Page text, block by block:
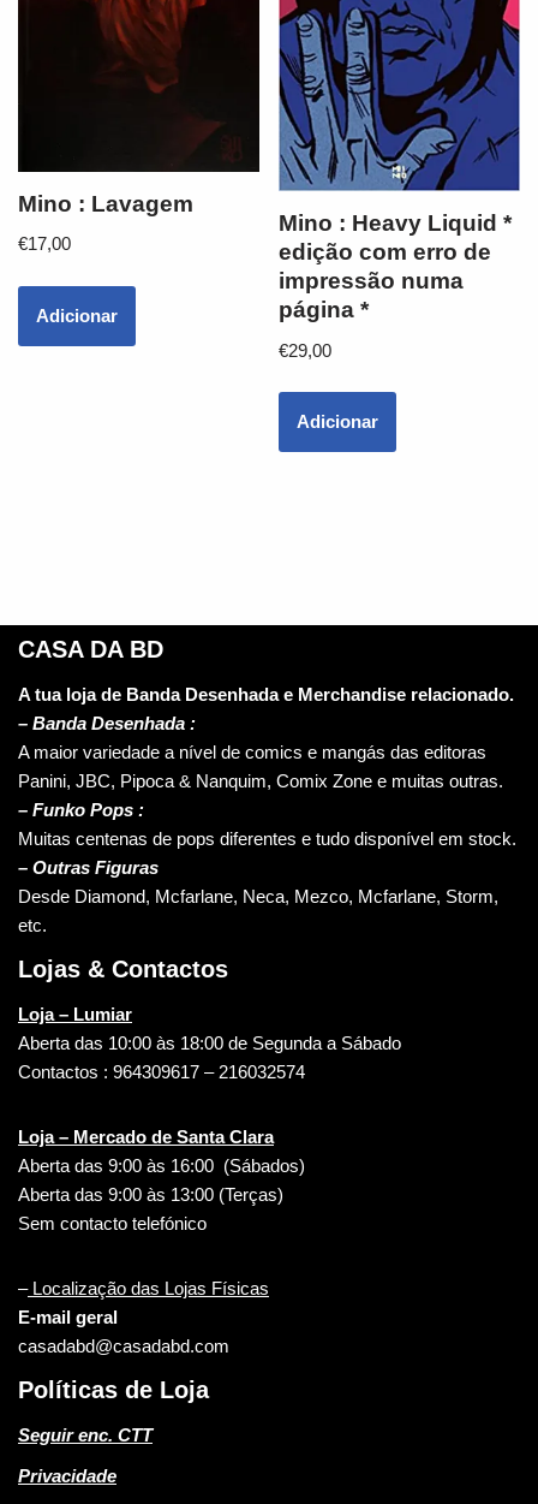
Mino : Lavagem
€17,00
Adicionar
Mino : Heavy Liquid *
edição com erro de
impressão numa
página *
€29,00
Adicionar
CASA DA BD
A tua loja de Banda Desenhada e Merchandise relacionado.
– Banda Desenhada :
A maior variedade a nível de comics e mangás das editoras
Panini, JBC, Pipoca & Nanquim, Comix Zone e muitas outras.
– Funko Pops :
Muitas centenas de pops diferentes e tudo disponível em stock.
– Outras Figuras
Desde Diamond, Mcfarlane, Neca, Mezco, Mcfarlane, Storm,
etc.
Lojas & Contactos
Loja – Lumiar
Aberta das 10:00 às 18:00 de Segunda a Sábado
Contactos : 964309617 – 216032574
Loja – Mercado de Santa Clara
Aberta das 9:00 às 16:00 (Sábados)
Aberta das 9:00 às 13:00 (Terças)
Sem contacto telefónico
–Localização das Lojas Físicas
E-mail geral
casadabd@casadabd.com
Políticas de Loja
Seguir enc. CTT
Privacidade